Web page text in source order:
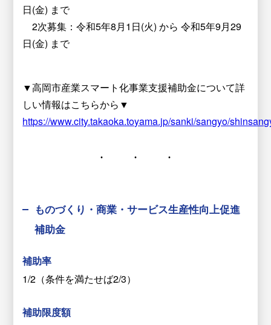
日(金) まで
2次募集：令和5年8月1日(火) から 令和5年9月29
日(金) まで
▼高岡市産業スマート化事業支援補助金について詳
しい情報はこちらから▼
https://www.city.takaoka.toyama.jp/sanki/sangyo/
ものづくり・商業・サービス生産性向上促進
補助金
補助率
1/2（条件を満たせば2/3）
補助限度額